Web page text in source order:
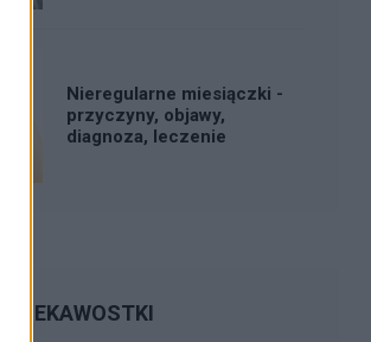
Nieregularne miesiączki -
przyczyny, objawy,
diagnoza, leczenie
CIEKAWOSTKI